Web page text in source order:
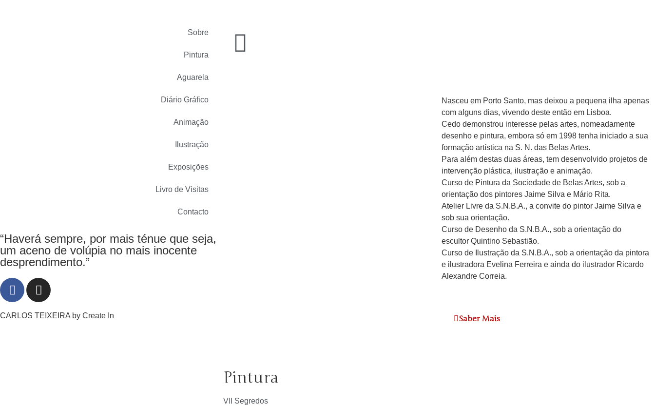
Sobre
Pintura
Aguarela
Diário Gráfico
Animação
Ilustração
Exposições
Livro de Visitas
Contacto
“Haverá sempre, por mais ténue que seja,
um aceno de volúpia no mais inocente
desprendimento.”
CARLOS TEIXEIRA by Create In
Nasceu em Porto Santo, mas deixou a pequena ilha apenas
com alguns dias, vivendo deste então em Lisboa.
Cedo demonstrou interesse pelas artes, nomeadamente
desenho e pintura, embora só em 1998 tenha iniciado a sua
formação artística na S. N. das Belas Artes.
Para além destas duas áreas, tem desenvolvido projetos de
intervenção plástica, ilustração e animação.
Curso de Pintura da Sociedade de Belas Artes, sob a
orientação dos pintores Jaime Silva e Mário Rita.
Atelier Livre da S.N.B.A., a convite do pintor Jaime Silva e
sob sua orientação.
Curso de Desenho da S.N.B.A., sob a orientação do
escultor Quintino Sebastião.
Curso de Ilustração da S.N.B.A., sob a orientação da pintora
e ilustradora Evelina Ferreira e ainda do ilustrador Ricardo
Alexandre Correia.
Saber Mais
Pintura
VII Segredos